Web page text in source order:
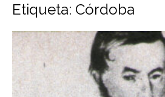
Hoy
Etiqueta: Córdoba